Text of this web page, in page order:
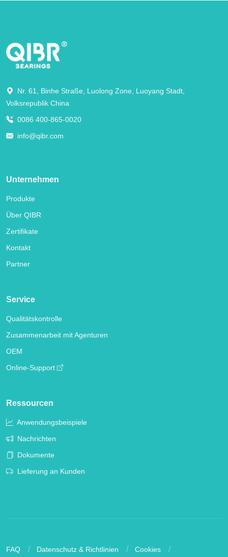
Nr. 61, Binhe Straße, Luolong Zone, Luoyang Stadt,
Volksrepublik China
0086 400-865-0020
info@qibr.com
Unternehmen
Produkte
Über QIBR
Zertifikate
Kontakt
Partner
Service
Qualitätskontrolle
Zusammenarbeit mit Agenturen
OEM
Online-Support
Ressourcen
Anwendungsbeispiele
Nachrichten
Dokumente
Lieferung an Kunden
FAQ Datenschutz & Richtlinien Cookies